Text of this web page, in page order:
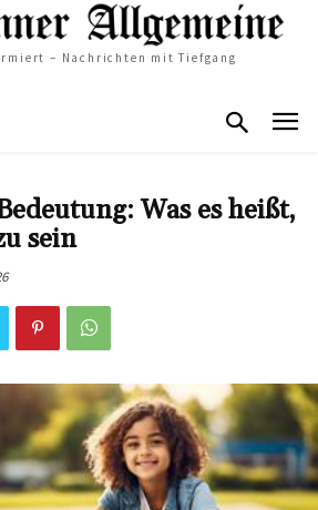
– Nachrichten mit Tiefgang
Was es heißt,
sein